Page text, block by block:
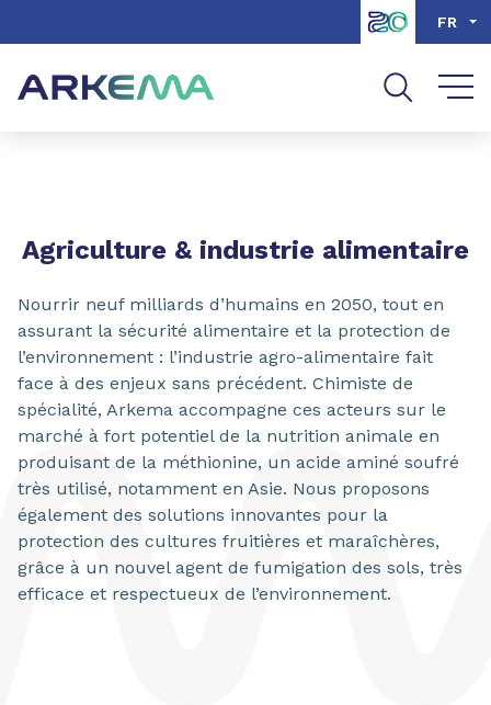
Aller à la recherche
FR
Agriculture & industrie alimentaire
Nourrir neuf milliards d’humains en 2050, tout en
assurant la sécurité alimentaire et la protection de
l’environnement : l’industrie agro-alimentaire fait
face à des enjeux sans précédent. Chimiste de
spécialité, Arkema accompagne ces acteurs sur le
marché à fort potentiel de la nutrition animale en
produisant de la méthionine, un acide aminé soufré
très utilisé, notamment en Asie. Nous proposons
également des solutions innovantes pour la
protection des cultures fruitières et maraîchères,
grâce à un nouvel agent de fumigation des sols, très
efficace et respectueux de l’environnement.